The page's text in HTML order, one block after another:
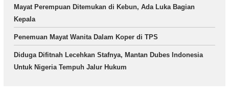
Mayat Perempuan Ditemukan di Kebun, Ada Luka Bagian
Kepala
Penemuan Mayat Wanita Dalam Koper di TPS
Diduga Difitnah Lecehkan Stafnya, Mantan Dubes Indonesia
Untuk Nigeria Tempuh Jalur Hukum